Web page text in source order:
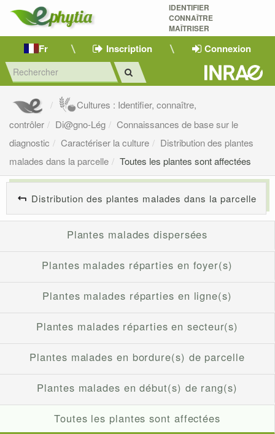
IDENTIFIER
CONNAÎTRE
MAÎTRISER
Fr Inscription Connexion
Cultures : Identifier, connaître,
contrôler
Di@gno-Lég
Connaissances de base sur le
diagnostic
Caractériser la culture
Distribution des plantes
malades dans la parcelle
Toutes les plantes sont affectées
Distribution des plantes malades dans la parcelle
Plantes malades dispersées
Plantes malades réparties en foyer(s)
Plantes malades réparties en ligne(s)
Plantes malades réparties en secteur(s)
Plantes malades en bordure(s) de parcelle
Plantes malades en début(s) de rang(s)
Toutes les plantes sont affectées